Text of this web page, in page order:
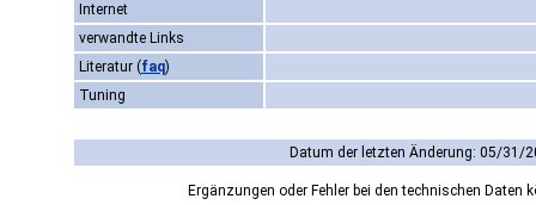
Internet
verwandte Links
Literatur (faq)
Tuning
Datum der letzten Änderung: 05/31/
Ergänzungen oder Fehler bei den technischen Daten